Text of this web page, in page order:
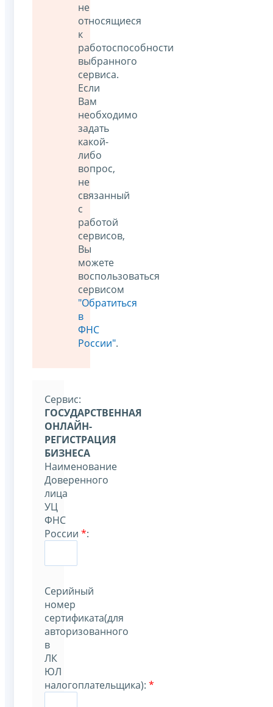
не
относящиеся
к
работоспособности
выбранного
сервиса.
Если
Вам
необходимо
задать
какой-
либо
вопрос,
не
связанный
с
работой
сервисов,
Вы
можете
воспользоваться
сервисом
"Обратиться
в
ФНС
России".
Cервис:
ГОСУДАРСТВЕННАЯ
ОНЛАЙН-
РЕГИСТРАЦИЯ
БИЗНЕСА
Наименование
Доверенного
лица
УЦ
ФНС
России *:
Серийный
номер
сертификата(для
авторизованного
в
ЛК
ЮЛ
налогоплательщика): *